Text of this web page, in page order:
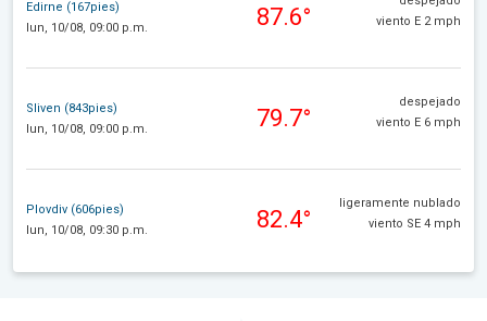
Edirne (167pies)
lun, 10/08, 09:00 p.m.
87.6°
viento E 2 mph
Sliven (843pies)
lun, 10/08, 09:00 p.m.
79.7°
despejado
viento E 6 mph
Plovdiv (606pies)
lun, 10/08, 09:30 p.m.
82.4°
ligeramente nublado
viento SE 4 mph